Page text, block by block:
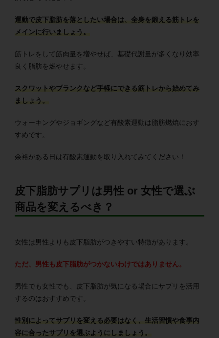
運動で皮下脂肪を落としたい場合は、全身を鍛える筋トレを
メインに行いましょう。
筋トレをして筋肉量を増やせば、基礎代謝量が多くなり効率
良く脂肪を燃やせます。
スクワットやプランクなど手軽にできる筋トレから始めてみ
ましょう。
ウォーキングやジョギングなど有酸素運動は脂肪燃焼におす
すめです。
余裕がある日は有酸素運動を取り入れてみてください！
皮下脂肪サプリは男性 or 女性で選ぶ
商品を変えるべき？
女性は男性よりも皮下脂肪がつきやすい特徴があります。
ただ、男性も皮下脂肪がつかないわけではありません。
男性でも女性でも、皮下脂肪が気になる場合にサプリを活用
するのはおすすめです。
性別によってサプリを変える必要はなく、生活習慣や食事内
容に合ったサプリを選ぶようにしましょう。